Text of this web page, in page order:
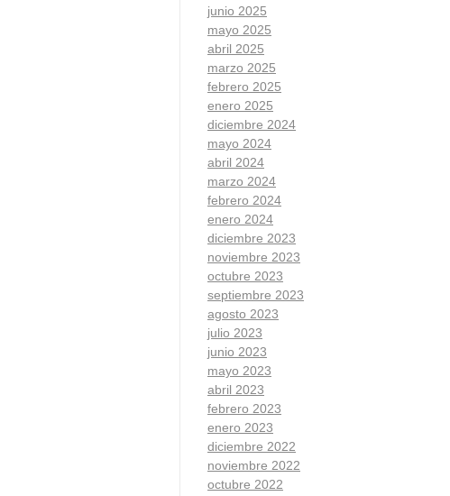
junio 2025
mayo 2025
abril 2025
marzo 2025
febrero 2025
enero 2025
diciembre 2024
mayo 2024
abril 2024
marzo 2024
febrero 2024
enero 2024
diciembre 2023
noviembre 2023
octubre 2023
septiembre 2023
agosto 2023
julio 2023
junio 2023
mayo 2023
abril 2023
febrero 2023
enero 2023
diciembre 2022
noviembre 2022
octubre 2022